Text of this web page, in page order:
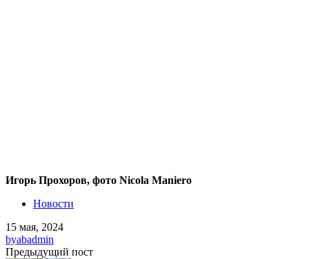
Игорь Прохоров, фото Nicola Maniero
Новости
15 мая, 2024
byabadmin
Предыдущий пост